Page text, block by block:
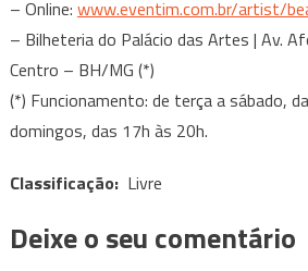
– Online: www.eventim.com.br/artist/
– Bilheteria do Palácio das Artes | Av.
Centro – BH/MG (*)
(*) Funcionamento: de terça a sábado,
domingos, das 17h às 20h.
Classificação: Livre
Deixe o seu comentário